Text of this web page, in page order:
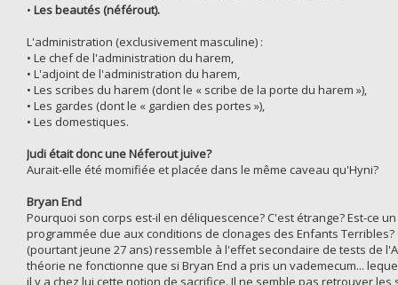
• Les beautés (néférout).
L'administration (exclusivement masculine) :
• Le chef de l'administration du harem,
• L'adjoint de l'administration du harem,
• Les scribes du harem (dont le « scribe de la porte du harem »),
• Les gardes (dont le « gardien des portes »),
• Les domestiques.
Judi était donc une Néferout juive?
Aurait-elle été momifiée et placée dans le même caveau qu'Hyni?
Bryan End
Pourquoi son corps est-il en déliquescence? C'est étrange? Est-ce
programmée due aux conditions de clonages des Enfants
(pourtant jeune 27 ans) ressemble à l'effet secondaire de tests de
théorie ne fonctionne que si Bryan End a pris un vademecum...
il y a chez lui cette notion de sacrifice. Il ne semble pas retrouver